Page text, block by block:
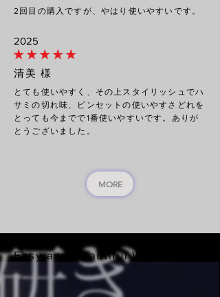
2回目の購入ですが、やはり使いやすいです。
2025
★ ★ ★ ★ ★
清美 様
とても使いやすく、その上スタイリッシュでハ
サミの切れ味、ピンセットの使いやすさどれを
とっても今までで1番使いやすいです。ありが
とうございました。
MORE
Easy and beautiful Website